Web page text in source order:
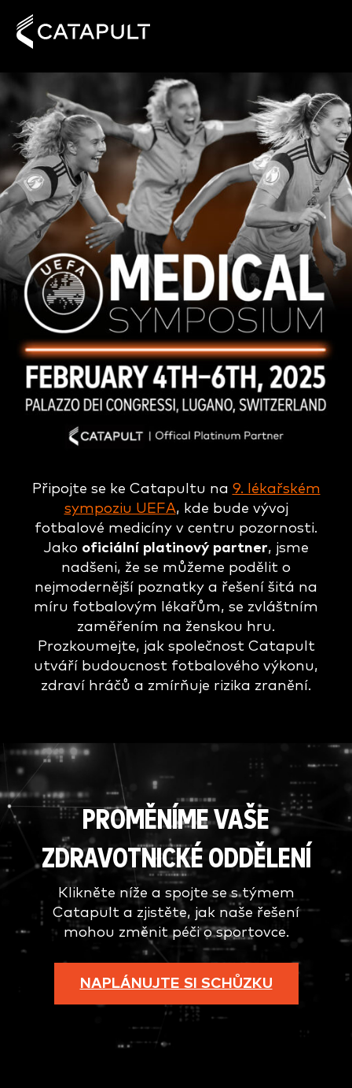
Připojte se ke Catapultu na 9. lékařském
sympoziu UEFA, kde bude vývoj
fotbalové medicíny v centru pozornosti.
Jako oficiální platinový partner, jsme
nadšeni, že se můžeme podělit o
nejmodernější poznatky a řešení šitá na
míru fotbalovým lékařům, se zvláštním
zaměřením na ženskou hru.
Prozkoumejte, jak společnost Catapult
utváří budoucnost fotbalového výkonu,
zdraví hráčů a zmírňuje rizika zranění.
PROMĚNÍME VAŠE
ZDRAVOTNICKÉ ODDĚLENÍ
Klikněte níže a spojte se s týmem
Catapult a zjistěte, jak naše řešení
mohou změnit péči o sportovce.
NAPLÁNUJTE SI SCHŮZKU